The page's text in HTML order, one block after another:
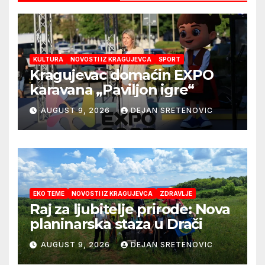
KULTURA NOVOSTI IZ KRAGUJEVCA SPORT
Kragujevac domaćin EXPO
karavana „Paviljon igre“
AUGUST 9, 2026 DEJAN SRETENOVIC
EKO TEME NOVOSTI IZ KRAGUJEVCA ZDRAVLJE
Raj za ljubitelje prirode: Nova
planinarska staza u Drači
AUGUST 9, 2026 DEJAN SRETENOVIC